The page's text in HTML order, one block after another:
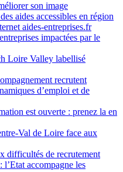
son image
aides accessibles en région
aides-entreprises.fr
impactées par le
Loire Valley labellisé
recrutent
d’emploi et de
est ouverte : prenez la en
Val de Loire face aux
difficultés de recrutement
accompagne les